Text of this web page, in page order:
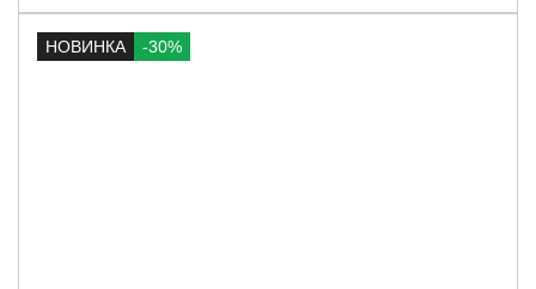
НОВИНКА -30%